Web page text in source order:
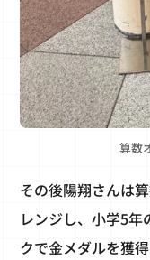
算数
その後陽翔さんは
レンジし、小学5
クで金メダルを獲得